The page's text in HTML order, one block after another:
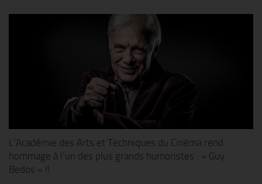
L’Académie des Arts et Techniques du Cinéma rend
hommage à l’un des plus grands humoristes : « Guy
Bedos » !!